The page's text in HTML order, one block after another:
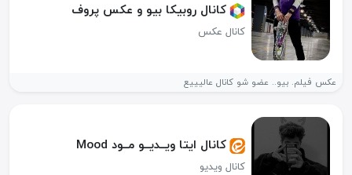
کانال روبیکا بیو و عکس پروف
کانال عکس
عکس فیلم. بیو.. عضو شو کانال عالیییع
کانال ایتا ویــدیــو مــود Mood
کانال ویدیو